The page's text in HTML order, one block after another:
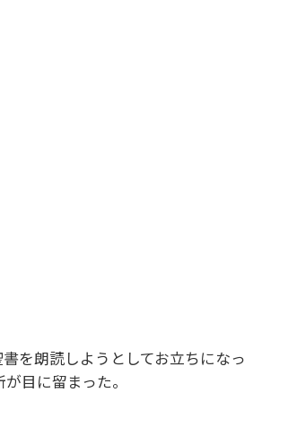
を朗読しようとしてお立ちになっ
目に留まった。